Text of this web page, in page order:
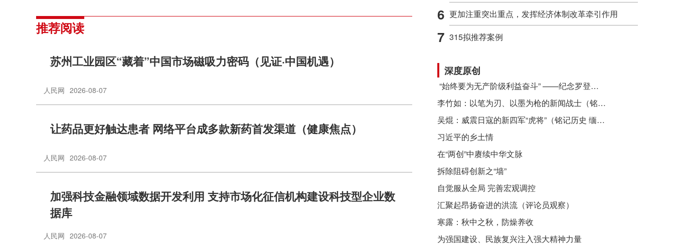
推荐阅读
苏州工业园区“藏着”中国市场磁吸力密码（见证·中国机遇）
人民网 2026-08-07
让药品更好触达患者 网络平台成多款新药首发渠道（健康焦点）
人民网 2026-08-07
加强科技金融领域数据开发利用 支持市场化征信机构建设科技型企业数
据库
人民网 2026-08-07
6 更加注重突出重点，发挥经济体制改革牵引作用
7 315拟推荐案例
深度原创
​ “始终要为无产阶级利益奋斗” ——纪念罗登贤同志诞辰120周年
李竹如：以笔为刃、以墨为枪的新闻战士（铭记历史 缅怀先烈·抗日英雄）
吴焜：威震日寇的新四军“虎将”（铭记历史 缅怀先烈·抗日英雄）
习近平的乡土情
在“两创”中赓续中华文脉
拆除阻碍创新之“墙”
自觉服从全局 完善宏观调控
汇聚起昂扬奋进的洪流（评论员观察）
寒露：秋中之秋，防燥养收
为强国建设、民族复兴注入强大精神力量